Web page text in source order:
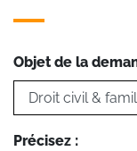
Objet de la
Précisez :